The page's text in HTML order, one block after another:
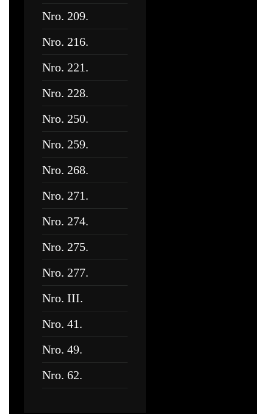
Nro. 209.
Nro. 216.
Nro. 221.
Nro. 228.
Nro. 250.
Nro. 259.
Nro. 268.
Nro. 271.
Nro. 274.
Nro. 275.
Nro. 277.
Nro. III.
Nro. 41.
Nro. 49.
Nro. 62.